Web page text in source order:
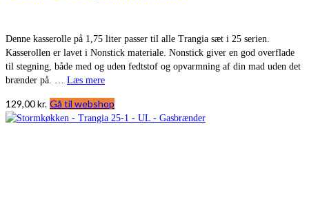
Denne kasserolle på 1,75 liter passer til alle Trangia sæt i 25 serien.
Kasserollen er lavet i Nonstick materiale. Nonstick giver en god overflade
til stegning, både med og uden fedtstof og opvarmning af din mad uden det
brænder på. … Læs mere
129,00kr. Gå til webshop